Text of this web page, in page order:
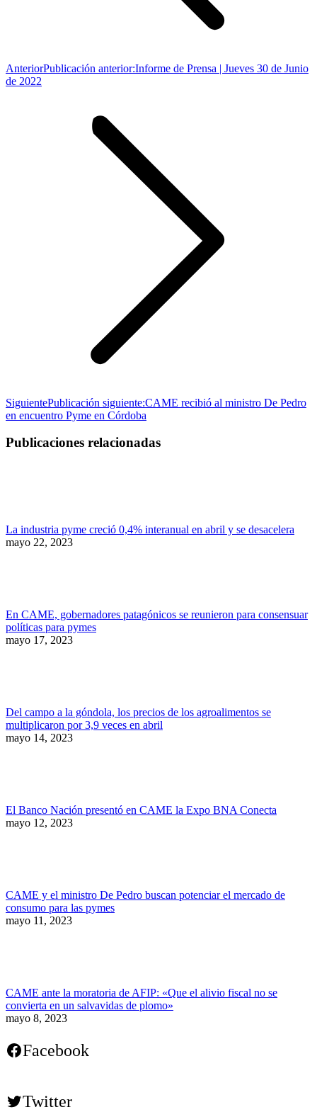
AnteriorPublicación anterior:Informe de Prensa | Jueves 30 de Junio
de 2022
SiguientePublicación siguiente:CAME recibió al ministro De Pedro
en encuentro Pyme en Córdoba
Publicaciones relacionadas
La industria pyme creció 0,4% interanual en abril y se desacelera
mayo 22, 2023
En CAME, gobernadores patagónicos se reunieron para consensuar
políticas para pymes
mayo 17, 2023
Del campo a la góndola, los precios de los agroalimentos se
multiplicaron por 3,9 veces en abril
mayo 14, 2023
El Banco Nación presentó en CAME la Expo BNA Conecta
mayo 12, 2023
CAME y el ministro De Pedro buscan potenciar el mercado de
consumo para las pymes
mayo 11, 2023
CAME ante la moratoria de AFIP: «Que el alivio fiscal no se
convierta en un salvavidas de plomo»
mayo 8, 2023
Facebook
Twitter